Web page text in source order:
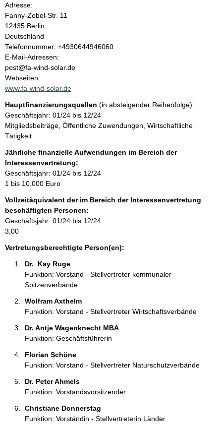
l
t
Adresse:
Fanny-Zobel-Str. 11
12435 Berlin
Deutschland
K
o
n
t
a
t
i
n
o
r
m
a
i
o
n
e
n
Telefonnummer: +4930644946060
E-Mail-Adressen:
post@fa-wind-solar.de
Webseiten:
www.fa-wind-solar.de
Hauptfinanzierungsquellen (in absteigender Reihenfolge):
Geschäftsjahr: 01/24 bis 12/24
Mitgliedsbeiträge, Öffentliche Zuwendungen, Wirtschaftliche
Tätigkeit
Jährliche finanzielle Aufwendungen im Bereich der
Interessenvertretung:
Geschäftsjahr: 01/24 bis 12/24
1 bis 10.000 Euro
Vollzeitäquivalent der im Bereich der Interessenvertretung
beschäftigten Personen:
Geschäftsjahr: 01/24 bis 12/24
3,00
Vertretungsberechtigte Person(en):
Dr.  Kay Ruge
Funktion: Vorstand - Stellvertreter kommunaler
Spitzenverbände
Wolfram Axthelm
Funktion: Vorstand - Stellvertreter Wirtschaftsverbände
Dr. Antje Wagenknecht MBA
Funktion: Geschäftsführerin
Florian Schöne
Funktion: Vorstand - Stellvertreter Naturschutzverbände
Dr. Peter Ahmels
Funktion: Vorstandsvorsitzender
Christiane Donnerstag
Funktion: Vorständin - Stellvertreterin Länder